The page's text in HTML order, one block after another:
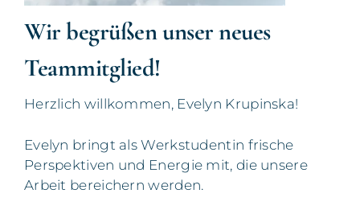
Wir begrüßen unser neues
Teammitglied!
Herzlich willkommen, Evelyn Krupinska!
Evelyn bringt als Werkstudentin frische
Perspektiven und Energie mit, die unsere
Arbeit bereichern werden.